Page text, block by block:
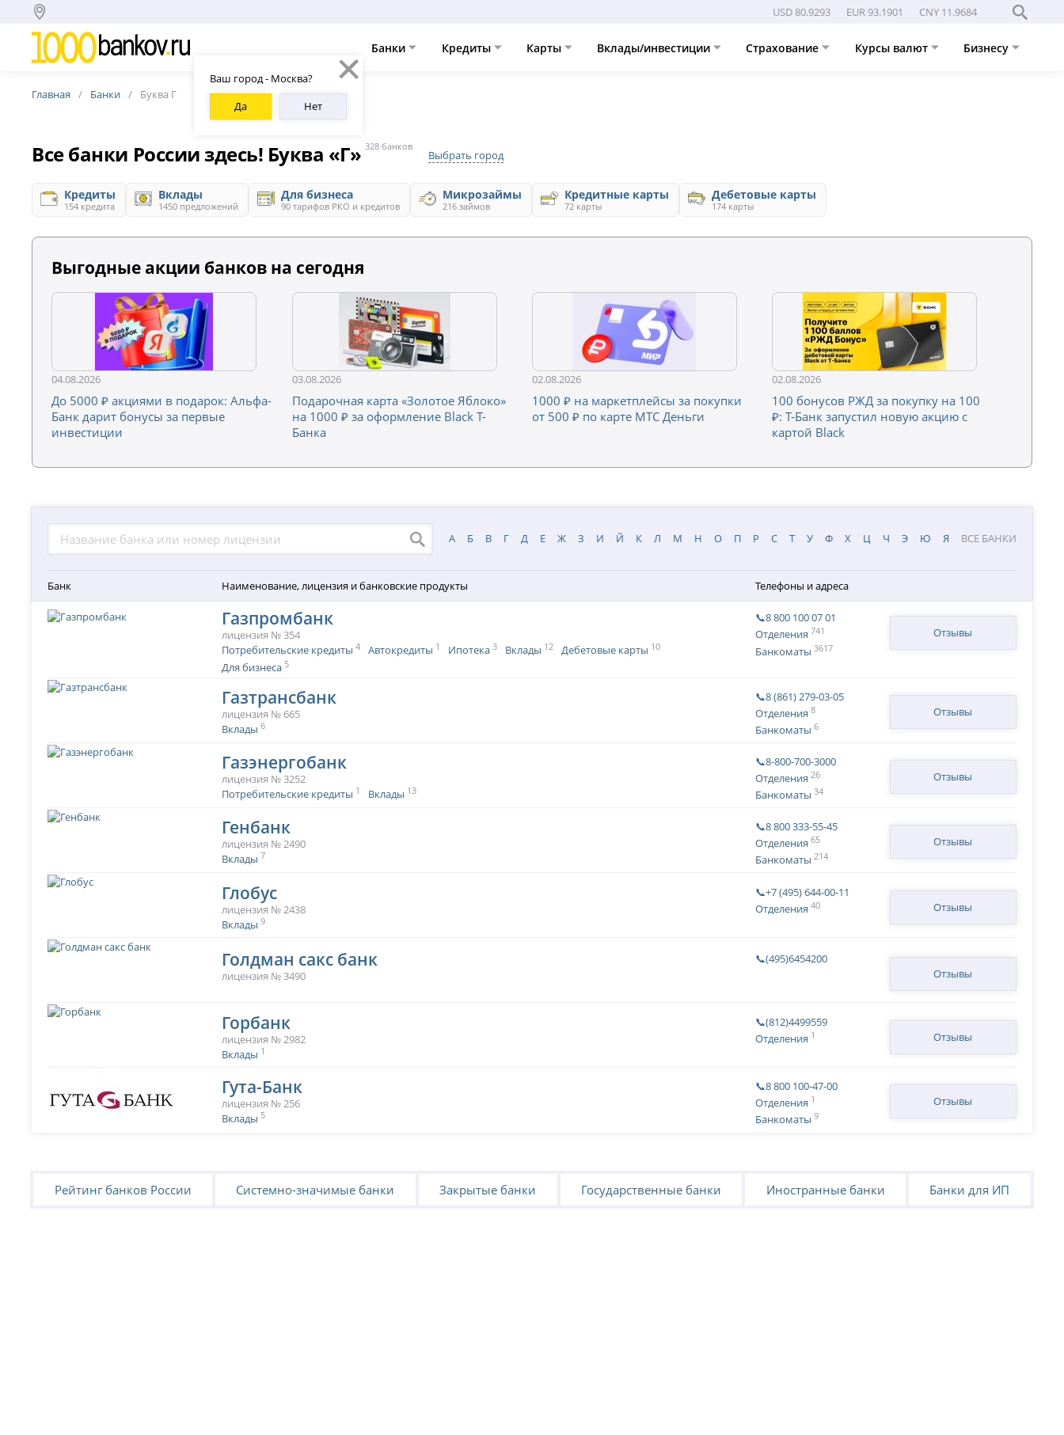
Ваш город - Москва?
Да
Нет
USD 80.9293 EUR 93.1901 CNY 11.9684
Банки Кредиты Карты Вклады/инвестиции Страхование Курсы валют Бизнесу
Главная Банки Буква Г
Все банки России здесь! Буква «Г» 328 банков
Выбрать город
Кредиты
154 кредита
Вклады
1450 предложений
Для бизнеса
90 тарифов РКО и кредитов
Микрозаймы
216 займов
Кредитные карты
72 карты
Дебетовые карты
174 карты
Выгодные акции банков на сегодня
04.08.2026
До 5000 ₽ акциями в подарок: Альфа-
Банк дарит бонусы за первые
инвестиции
03.08.2026
Подарочная карта «Золотое Яблоко»
на 1000 ₽ за оформление Black Т-
Банка
02.08.2026
1000 ₽ на маркетплейсы за покупки
от 500 ₽ по карте МТС Деньги
02.08.2026
100 бонусов РЖД за покупку на 100
₽: Т-Банк запустил новую акцию с
картой Black
А Б В Г Д Е Ж З И Й К Л М Н О П Р С Т У Ф Х Ц Ч Э Ю Я ВСЕ БАНКИ
Банк Наименование, лицензия и банковские продукты Телефоны и адреса
Газпромбанк
лицензия № 354
Потребительские кредиты 4 Автокредиты 1 Ипотека 3 Вклады 12 Дебетовые карты 10
Для бизнеса 5
📞8 800 100 07 01
Отделения 741
Банкоматы 3617
Отзывы
Газтрансбанк
лицензия № 665
Вклады 6
📞8 (861) 279-03-05
Отделения 8
Банкоматы 6
Отзывы
Газэнергобанк
лицензия № 3252
Потребительские кредиты 1 Вклады 13
📞8-800-700-3000
Отделения 26
Банкоматы 34
Отзывы
Генбанк
лицензия № 2490
Вклады 7
📞8 800 333-55-45
Отделения 65
Банкоматы 214
Отзывы
Глобус
лицензия № 2438
Вклады 9
📞+7 (495) 644-00-11
Отделения 40 Отзывы
Голдман сакс банк
лицензия № 3490
📞(495)6454200
Отзывы
Горбанк
лицензия № 2982
Вклады 1
📞(812)4499559
Отделения 1 Отзывы
Гута-Банк
лицензия № 256
Вклады 5
📞8 800 100-47-00
Отделения 1
Банкоматы 9
Отзывы
Рейтинг банков России Системно-значимые банки Закрытые банки Государственные банки Иностранные банки Банки для ИП